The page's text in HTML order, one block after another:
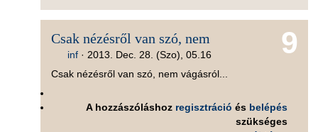
9
Csak nézésről van szó, nem
inf · 2013. Dec. 28. (Szo), 05.16
Csak nézésről van szó, nem vágásról...
A hozzászóláshoz regisztráció és belépés
szükséges